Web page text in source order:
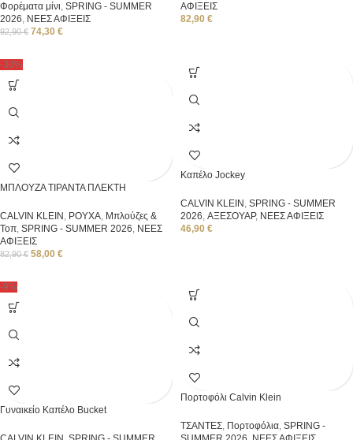
Φορέματα μίνι, SPRING - SUMMER
2026, ΝΕΕΣ ΑΦΙΞΕΙΣ
92,90€ 74,30 €
ΑΦΙΞΕΙΣ
82,90 €
-30%
ΜΠΛΟΥΖΑ ΤΙΡΑΝΤΑ ΠΛΕΚΤΗ
CALVIN KLEIN , ΡΟΥΧΑ, Μπλούζες &
Τοπ, SPRING - SUMMER 2026, ΝΕΕΣ
ΑΦΙΞΕΙΣ
82,90€ 58,00 €
Καπέλο Jockey
CALVIN KLEIN , SPRING - SUMMER
2026, ΑΞΕΣΟΥΑΡ, ΝΕΕΣ ΑΦΙΞΕΙΣ
46,90 €
-9%
Γυναικείο Καπέλο Bucket
Πορτοφόλι Calvin Klein
ΤΣΑΝΤΕΣ, Πορτοφόλια, SPRING -